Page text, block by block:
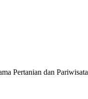
Pertanian dan Pariwisata